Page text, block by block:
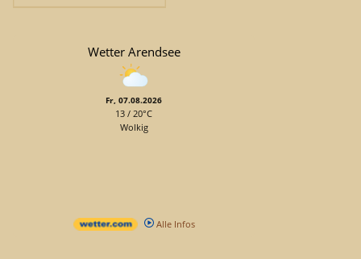
Wetter Arendsee
Fr, 07.08.2026
13 / 20°C
Wolkig
Alle Infos